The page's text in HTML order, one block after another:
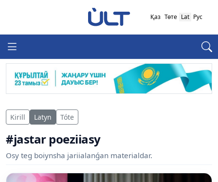
Қаз Төте Lat Рус
Kirill Latyn Tóte
#jastar poeziiasy
Osy teg boiynsha jariialanǵan materialdar.